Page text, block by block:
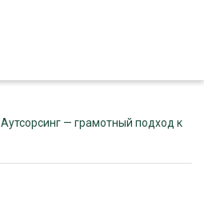
Аутсорсинг — грамотный подход к